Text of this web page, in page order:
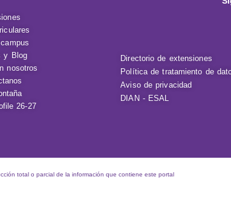
y Blog
nosotros
26-27
Directorio de extensiones
Política de tratamiento de
Aviso de privacidad
DIAN - ESAL
total o parcial de la información que contiene este portal